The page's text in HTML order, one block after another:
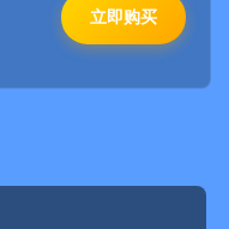
立即购买